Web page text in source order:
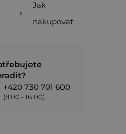
Jak
nakupovat
+420 730 701 600
(8:00 - 16:00)